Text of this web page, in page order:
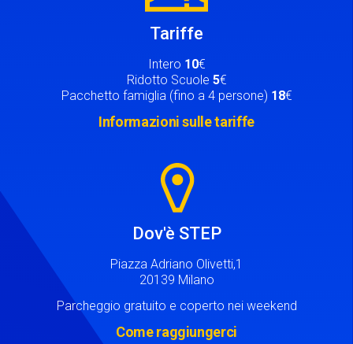
Tariffe
Intero 10€
Ridotto Scuole 5€
Pacchetto famiglia (fino a 4 persone) 18€
Informazioni sulle tariffe
Dov'è STEP
Piazza Adriano Olivetti,1
20139 Milano
Parcheggio gratuito e coperto nei weekend
Come raggiungerci